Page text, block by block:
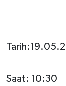
Saat: 10:30